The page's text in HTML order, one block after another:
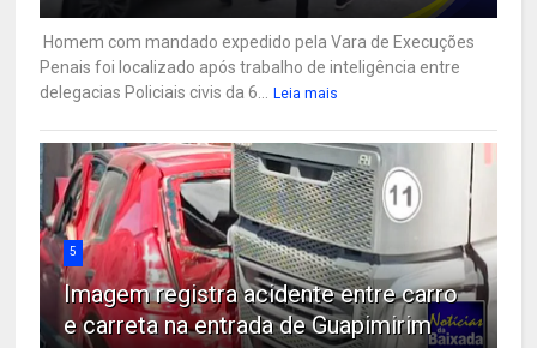
Homem com mandado expedido pela Vara de Execuções
Penais foi localizado após trabalho de inteligência entre
delegacias Policiais civis da 6...
Leia mais
5
Imagem registra acidente entre carro
e carreta na entrada de Guapimirim